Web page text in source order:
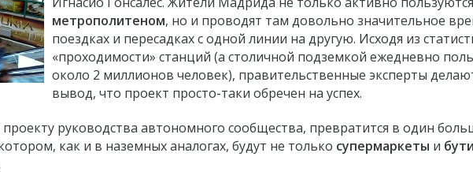
метрополитеном, но и проводят там довольно значительное
поездках и пересадках с одной линии на другую. Исходя из
«проходимости» станций (а столичной подземкой ежедневно
около 2 миллионов человек), правительственные эксперты
вывод, что проект просто-таки обречен на успех.
руководства автономного сообщества, превратится в один
как и в наземных аналогах, будут не только супермаркеты и